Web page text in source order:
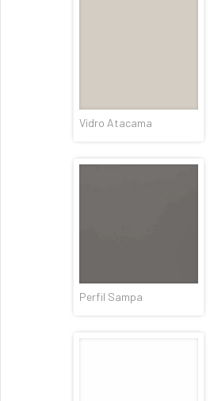
Vidro Atacama
Perfil Sampa